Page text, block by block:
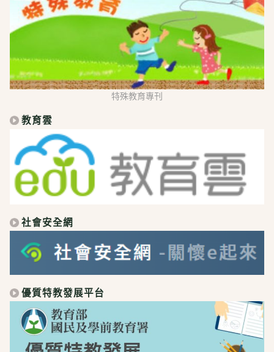
特殊教育專刊
教育雲
社會安全網
優質特教發展平台